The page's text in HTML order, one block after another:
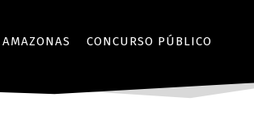
AMAZONAS CONCURSO PÚBLICO